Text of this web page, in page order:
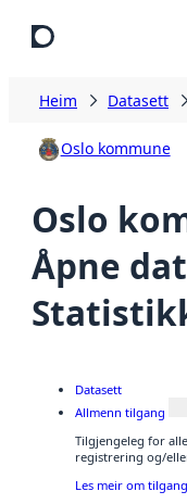
Heim Datasett
Oslo kommune
Oslo
Åpne
Datasett
Allmenn tilgang
Tilgjengeleg for
registrering og/
Les meir om